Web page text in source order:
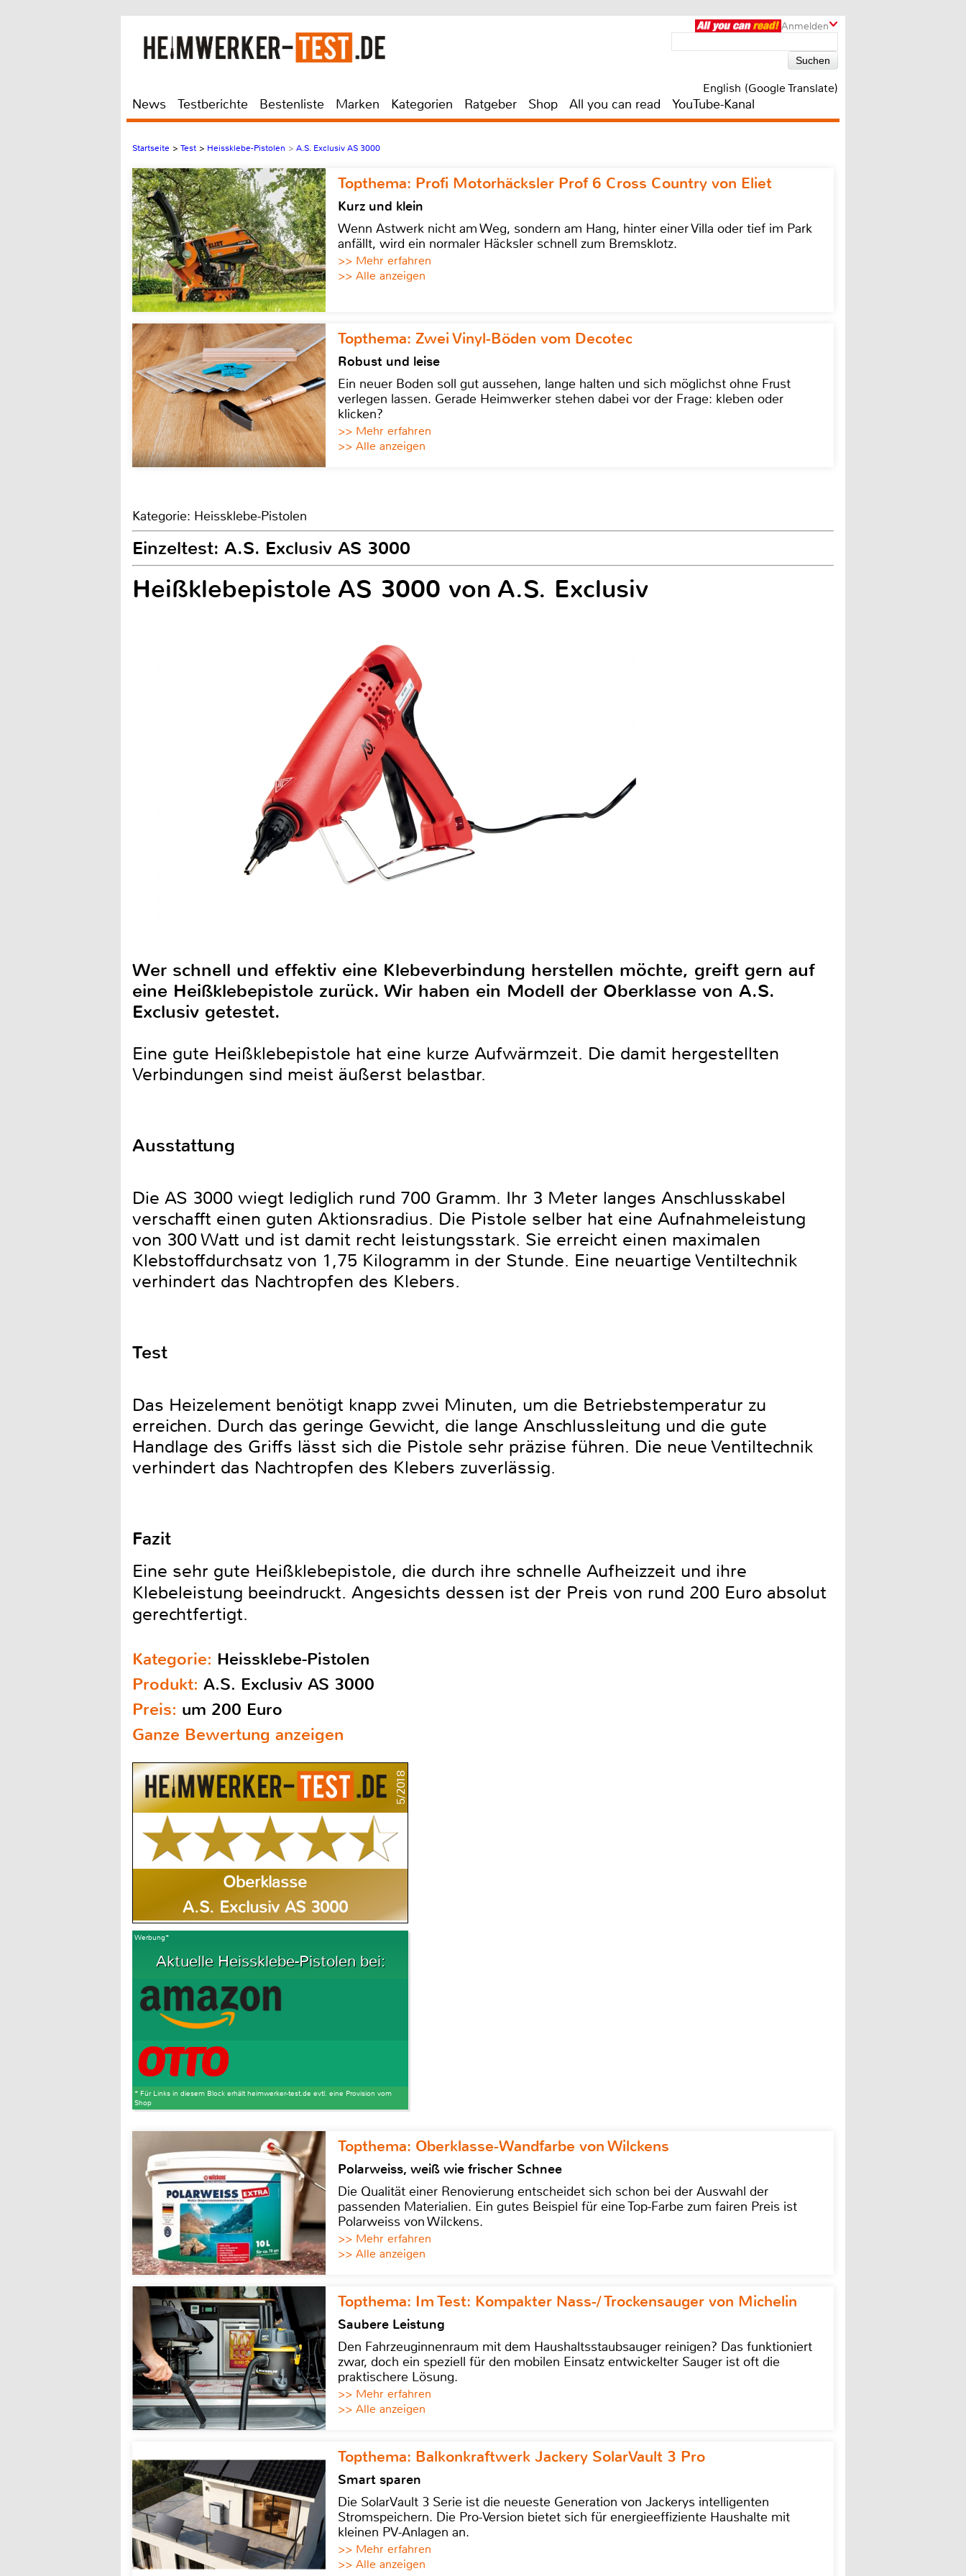
Anmelden
English (Google Translate)
News Testberichte Bestenliste Marken Kategorien Ratgeber Shop All you can read YouTube-Kanal
Startseite > Test > Heissklebe-Pistolen > A.S. Exclusiv AS 3000
Topthema: Profi Motorhäcksler Prof 6 Cross Country von Eliet
Kurz und klein
Wenn Astwerk nicht am Weg, sondern am Hang, hinter einer Villa oder tief im Park
anfällt, wird ein normaler Häcksler schnell zum Bremsklotz.
>> Mehr erfahren
>> Alle anzeigen
Topthema: Zwei Vinyl-Böden vom Decotec
Robust und leise
Ein neuer Boden soll gut aussehen, lange halten und sich möglichst ohne Frust
verlegen lassen. Gerade Heimwerker stehen dabei vor der Frage: kleben oder
klicken?
>> Mehr erfahren
>> Alle anzeigen
Kategorie: Heissklebe-Pistolen
Einzeltest: A.S. Exclusiv AS 3000
Heißklebepistole AS 3000 von A.S. Exclusiv
Wer schnell und effektiv eine Klebeverbindung herstellen möchte, greift gern auf
eine Heißklebepistole zurück. Wir haben ein Modell der Oberklasse von A.S.
Exclusiv getestet.
Eine gute Heißklebepistole hat eine kurze Aufwärmzeit. Die damit hergestellten
Verbindungen sind meist äußerst belastbar.
Ausstattung
Die AS 3000 wiegt lediglich rund 700 Gramm. Ihr 3 Meter langes Anschlusskabel
verschafft einen guten Aktionsradius. Die Pistole selber hat eine Aufnahmeleistung
von 300 Watt und ist damit recht leistungsstark. Sie erreicht einen maximalen
Klebstoffdurchsatz von 1,75 Kilogramm in der Stunde. Eine neuartige Ventiltechnik
verhindert das Nachtropfen des Klebers.
Test
Das Heizelement benötigt knapp zwei Minuten, um die Betriebstemperatur zu
erreichen. Durch das geringe Gewicht, die lange Anschlussleitung und die gute
Handlage des Griffs lässt sich die Pistole sehr präzise führen. Die neue Ventiltechnik
verhindert das Nachtropfen des Klebers zuverlässig.
Fazit
Eine sehr gute Heißklebepistole, die durch ihre schnelle Aufheizzeit und ihre
Klebeleistung beeindruckt. Angesichts dessen ist der Preis von rund 200 Euro absolut
gerechtfertigt.
Kategorie: Heissklebe-Pistolen
Produkt: A.S. Exclusiv AS 3000
Preis: um 200 Euro
Ganze Bewertung anzeigen
5/2018
Oberklasse
A.S. Exclusiv AS 3000
Werbung*
Aktuelle Heissklebe-Pistolen bei:
* Für Links in diesem Block erhält heimwerker-test.de evtl. eine Provision vom
Shop
Topthema: Oberklasse-Wandfarbe von Wilckens
Polarweiss, weiß wie frischer Schnee
Die Qualität einer Renovierung entscheidet sich schon bei der Auswahl der
passenden Materialien. Ein gutes Beispiel für eine Top-Farbe zum fairen Preis ist
Polarweiss von Wilckens.
>> Mehr erfahren
>> Alle anzeigen
Topthema: Im Test: Kompakter Nass-/ Trockensauger von Michelin
Saubere Leistung
Den Fahrzeuginnenraum mit dem Haushaltsstaubsauger reinigen? Das funktioniert
zwar, doch ein speziell für den mobilen Einsatz entwickelter Sauger ist oft die
praktischere Lösung.
>> Mehr erfahren
>> Alle anzeigen
Topthema: Balkonkraftwerk Jackery SolarVault 3 Pro
Smart sparen
Die SolarVault 3 Serie ist die neueste Generation von Jackerys intelligenten
Stromspeichern. Die Pro-Version bietet sich für energieeffiziente Haushalte mit
kleinen PV-Anlagen an.
>> Mehr erfahren
>> Alle anzeigen